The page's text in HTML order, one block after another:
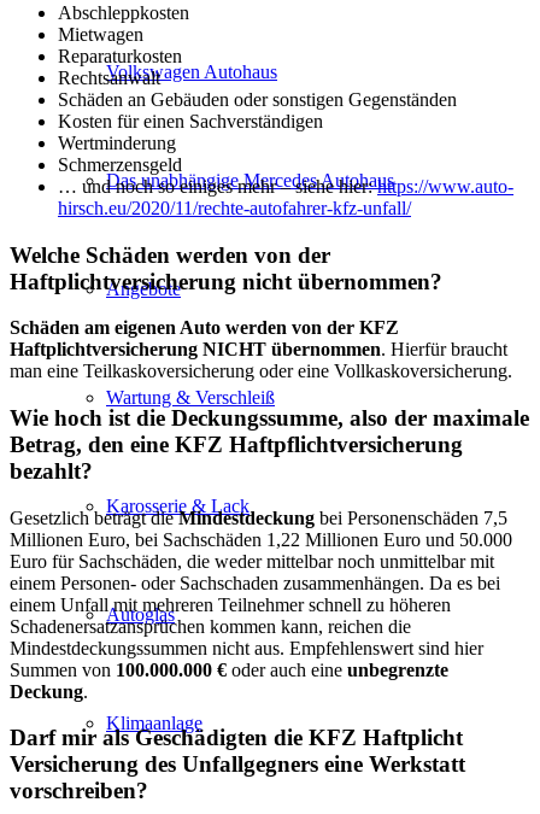
Volkswagen Autohaus
Das unabhängige Mercedes Autohaus
Angebote
Wartung & Verschleiß
Karosserie & Lack
Autoglas
Klimaanlage
Abschleppkosten
Mietwagen
Reparaturkosten
Rechtsanwalt
Schäden an Gebäuden oder sonstigen Gegenständen
Kosten für einen Sachverständigen
Wertminderung
Schmerzensgeld
… und noch so einiges mehr – siehe hier:https://www.auto-
hirsch.eu/2020/11/rechte-autofahrer-kfz-unfall/
Welche Schäden werden von der
Haftplichtversicherung nicht übernommen?
Schäden am eigenen Auto werden von der KFZ
Haftplichtversicherung NICHT übernommen. Hierfür braucht
man eine Teilkaskoversicherung oder eine Vollkaskoversicherung.
Wie hoch ist die Deckungssumme, also der maximale
Betrag, den eine KFZ Haftpflichtversicherung
bezahlt?
Gesetzlich beträgt dieMindestdeckung bei Personenschäden 7,5
Millionen Euro, bei Sachschäden 1,22 Millionen Euro und 50.000
Euro für Sachschäden, die weder mittelbar noch unmittelbar mit
einem Personen- oder Sachschaden zusammenhängen. Da es bei
einem Unfall mit mehreren Teilnehmer schnell zu höheren
Schadenersatzansprüchen kommen kann, reichen die
Mindestdeckungssummen nicht aus. Empfehlenswert sind hier
Summen von 100.000.000 € oder auch eine unbegrenzte
Deckung.
Darf mir als Geschädigten die KFZ Haftplicht
Versicherung des Unfallgegners eine Werkstatt
vorschreiben?